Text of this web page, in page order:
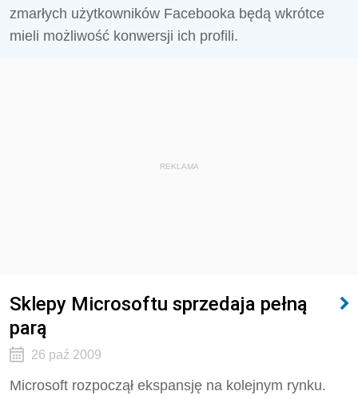
zmarłych użytkowników Facebooka będą wkrótce
mieli możliwość konwersji ich profili.
REKLAMA
Sklepy Microsoftu sprzedaja pełną
parą
26 paź 2009
Microsoft rozpoczął ekspansję na kolejnym rynku.